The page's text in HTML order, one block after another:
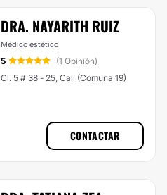
DRA. NAYARITH RUIZ
Médico estético
5
(1 Opinión)
Cl. 5 # 38 - 25, Cali (Comuna 19)
CONTACTAR